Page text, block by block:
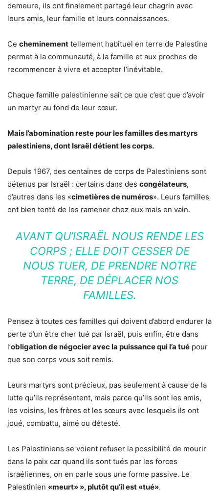
demeure, ils ont finalement partagé leur chagrin avec
leurs amis, leur famille et leurs connaissances.
Ce cheminement tellement habituel en terre de Palestine
permet à la communauté, à la famille et aux proches de
recommencer à vivre et accepter l’inévitable.
Chaque famille palestinienne sait ce que c’est que d’avoir
un martyr au fond de leur cœur.
Mais l’abomination reste pour les familles des martyrs
palestiniens, dont Israël détient les corps.
Depuis 1967, des centaines de corps de Palestiniens sont
détenus par Israël : certains dans des congélateurs,
d’autres dans les «cimetières de numéros». Leurs familles
ont bien tenté de les ramener chez eux mais en vain.
AVANT QU’ISRAËL NOUS RENDE LES
CORPS ; ELLE DOIT CESSER DE
NOUS TUER, DE PRENDRE NOTRE
TERRE, DE DÉPLACER NOS
FAMILLES.
Pensez à toutes ces familles qui doivent d’abord endurer la
perte d’un être cher tué par Israël, puis enfin, être dans
l’obligation de négocier avec la puissance qui l’a tué pour
que son corps vous soit remis.
Leurs martyrs sont précieux, pas seulement à cause de la
lutte qu’ils représentent, mais parce qu’ils sont les amis,
les voisins, les frères et les sœurs avec lesquels ils ont
joué, combattu, aimé ou détesté.
Les Palestiniens se voient refuser la possibilité de mourir
dans la paix car quand ils sont tués par les forces
israéliennes, on en parle sous une forme passive. Le
Palestinien «meurt» », plutôt qu’il est «tué».